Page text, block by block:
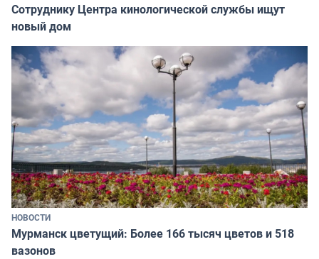
Сотруднику Центра кинологической службы ищут
новый дом
НОВОСТИ
Мурманск цветущий: Более 166 тысяч цветов и 518
вазонов